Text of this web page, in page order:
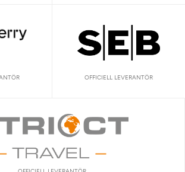
OFFICIELL LEVERANTÖR